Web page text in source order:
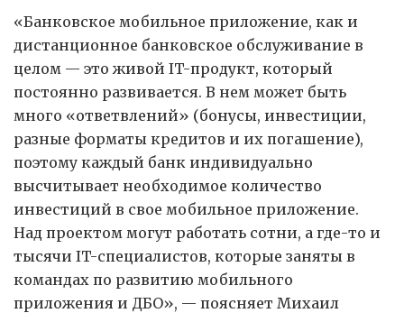
«Банковское мобильное приложение, как и
дистанционное банковское обслуживание в
целом — это живой IT-продукт, который
постоянно развивается. В нем может быть
много «ответвлений» (бонусы, инвестиции,
разные форматы кредитов и их погашение),
поэтому каждый банк индивидуально
высчитывает необходимое количество
инвестиций в свое мобильное приложение.
Над проектом могут работать сотни, а где-то и
тысячи IT-специалистов, которые заняты в
командах по развитию мобильного
приложения и ДБО», — поясняет Михаил